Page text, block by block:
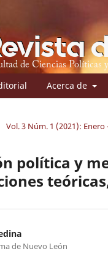
Acerca de
Vol. 3 Núm. 1 (2021): Enero
política y
de Nuevo León